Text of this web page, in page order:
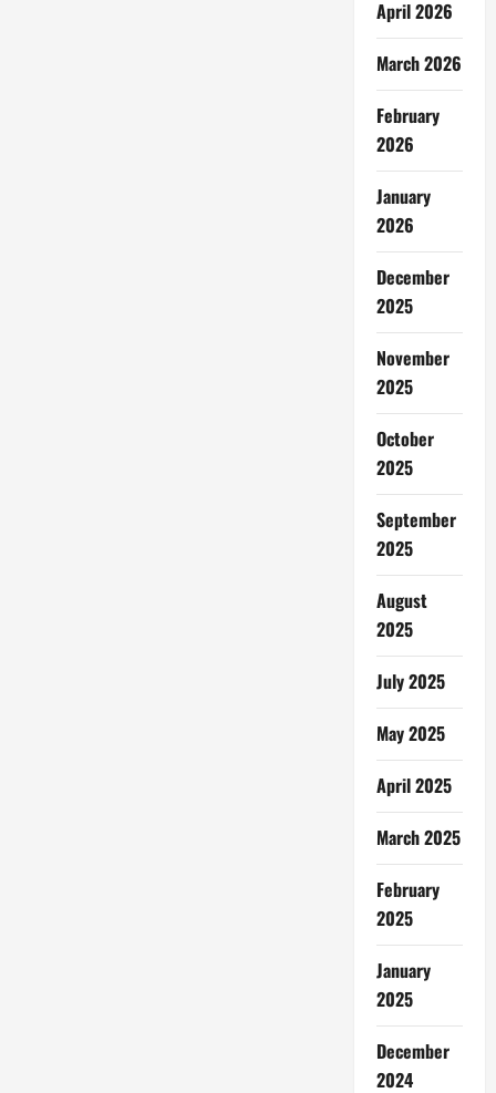
April 2026
March 2026
February
2026
January
2026
December
2025
November
2025
October
2025
September
2025
August
2025
July 2025
May 2025
April 2025
March 2025
February
2025
January
2025
December
2024